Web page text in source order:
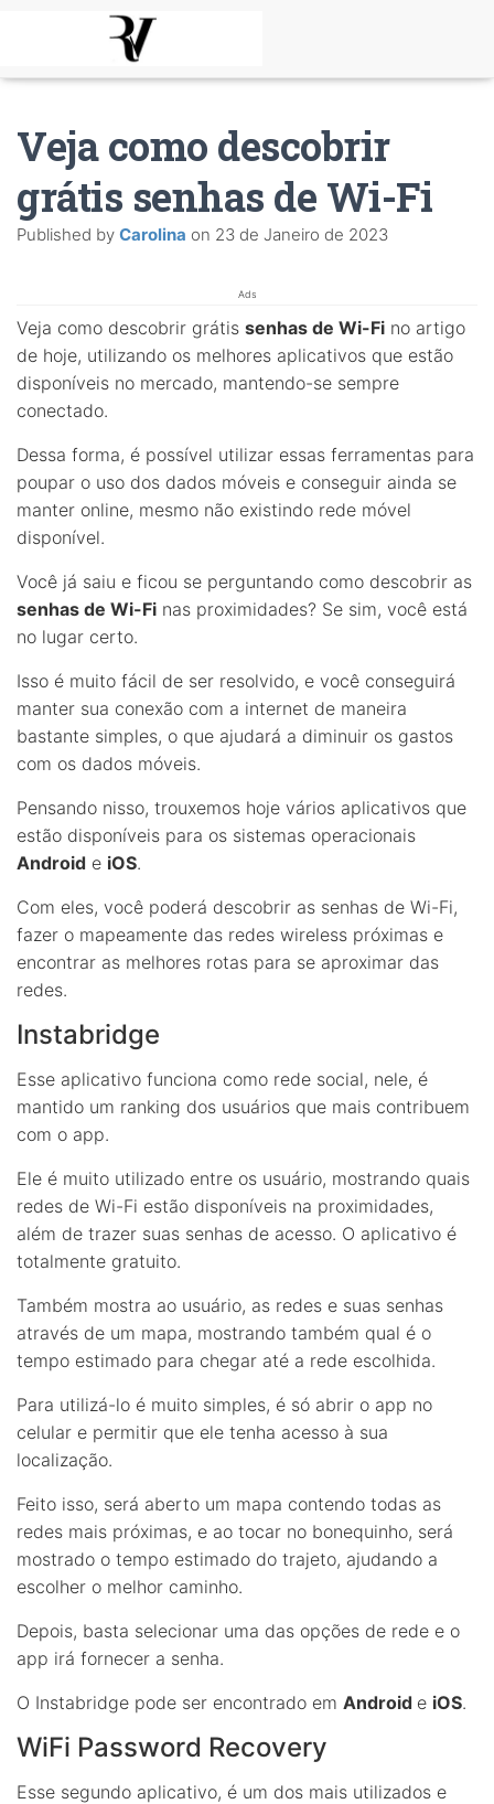
Veja como descobrir
grátis senhas de Wi-Fi
Published by Carolina on 23 de Janeiro de 2023
Ads
Veja como descobrir grátis senhas de Wi-Fi no artigo
de hoje, utilizando os melhores aplicativos que estão
disponíveis no mercado, mantendo-se sempre
conectado.
Dessa forma, é possível utilizar essas ferramentas para
poupar o uso dos dados móveis e conseguir ainda se
manter online, mesmo não existindo rede móvel
disponível.
Você já saiu e ficou se perguntando como descobrir as
senhas de Wi-Fi nas proximidades? Se sim, você está
no lugar certo.
Isso é muito fácil de ser resolvido, e você conseguirá
manter sua conexão com a internet de maneira
bastante simples, o que ajudará a diminuir os gastos
com os dados móveis.
Pensando nisso, trouxemos hoje vários aplicativos que
estão disponíveis para os sistemas operacionais
Android e iOS.
Com eles, você poderá descobrir as senhas de Wi-Fi,
fazer o mapeamente das redes wireless próximas e
encontrar as melhores rotas para se aproximar das
redes.
Instabridge
Esse aplicativo funciona como rede social, nele, é
mantido um ranking dos usuários que mais contribuem
com o app.
Ele é muito utilizado entre os usuário, mostrando quais
redes de Wi-Fi estão disponíveis na proximidades,
além de trazer suas senhas de acesso. O aplicativo é
totalmente gratuito.
Também mostra ao usuário, as redes e suas senhas
através de um mapa, mostrando também qual é o
tempo estimado para chegar até a rede escolhida.
Para utilizá-lo é muito simples, é só abrir o app no
celular e permitir que ele tenha acesso à sua
localização.
Feito isso, será aberto um mapa contendo todas as
redes mais próximas, e ao tocar no bonequinho, será
mostrado o tempo estimado do trajeto, ajudando a
escolher o melhor caminho.
Depois, basta selecionar uma das opções de rede e o
app irá fornecer a senha.
O Instabridge pode ser encontrado em Android e iOS.
WiFi Password Recovery
Esse segundo aplicativo, é um dos mais utilizados e